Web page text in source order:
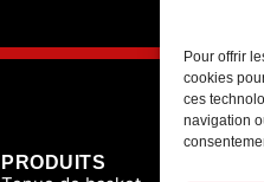
Pour offrir
cookies
ces
navigation
PRODUITS